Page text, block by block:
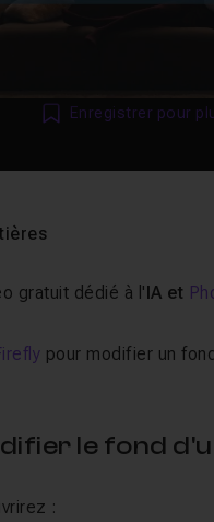
Enregistrer pour
gratuit dédié à l'IA et
pour modifier un
le fond
: